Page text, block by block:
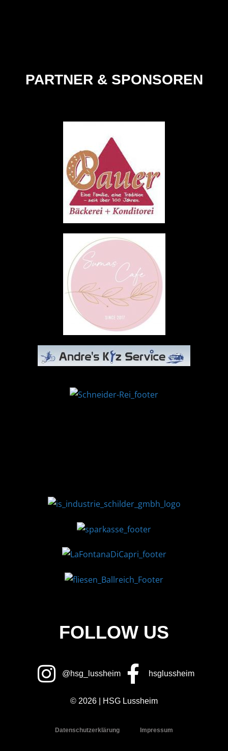
PARTNER & SPONSOREN
FOLLOW US
@hsg_lussheim hsglussheim
© 2026 | HSG Lussheim
Datenschutzerklärung Impressum